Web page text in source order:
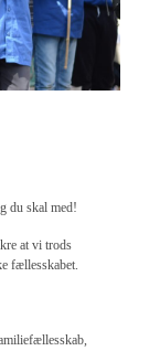
du skal med!
at vi trods
fællesskabet.